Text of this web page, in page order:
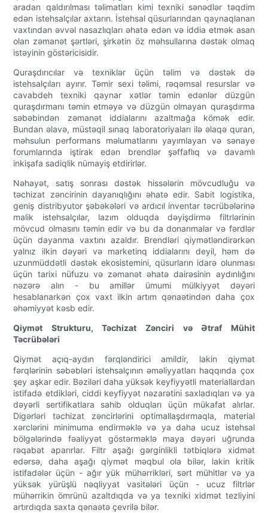
aradan qaldırılması təlimatları kimi texniki sənədlər təqdim
edən istehsalçılar axtarın. İstehsal qüsurlarından qaynaqlanan
vaxtından əvvəl nasazlıqları əhatə edən və iddia etmək asan
olan zəmanət şərtləri, şirkətin öz məhsullarına dəstək olmaq
istəyinin göstəricisidir.
Quraşdırıcılar və texniklər üçün təlim və dəstək də
istehsalçıları ayırır. Təmir sexi təlimi, rəqəmsal resurslar və
cavabdeh texniki qaynar xətlər təmin edənlər düzgün
quraşdırmanı təmin etməyə və düzgün olmayan quraşdırma
səbəbindən zəmanət iddialarını azaltmağa kömək edir.
Bundan əlavə, müstəqil sınaq laboratoriyaları ilə əlaqə quran,
məhsulun performans məlumatlarını yayımlayan və sənaye
forumlarında iştirak edən brendlər şəffaflıq və davamlı
inkişafa sadiqlik nümayiş etdirirlər.
Nəhayət, satış sonrası dəstək hissələrin mövcudluğu və
təchizat zəncirinin dayanıqlığını əhatə edir. Sabit logistika,
geniş distribyutor şəbəkələri və ardıcıl inventar təcrübələrinə
malik istehsalçılar, lazım olduqda dəyişdirmə filtrlərinin
mövcud olmasını təmin edir və bu da donanmalar və fərdlər
üçün dayanma vaxtını azaldır. Brendləri qiymətləndirərkən
yalnız ilkin dəyəri və marketinq iddialarını deyil, həm də
uzunmüddətli dəstək ekosistemini, qüsurların idarə olunması
üçün tarixi nüfuzu və zəmanət əhatə dairəsinin aydınlığını
nəzərə alın - bu amillər ümumi mülkiyyət dəyəri
hesablanarkən çox vaxt ilkin artım qənaətindən daha çox
əhəmiyyət kəsb edir.
Qiymət Strukturu, Təchizat Zənciri və Ətraf Mühit
Təcrübələri
Qiymət açıq-aydın fərqləndirici amildir, lakin qiymət
fərqlərinin səbəbləri istehsalçının əməliyyatları haqqında çox
şey aşkar edir. Bəziləri daha yüksək keyfiyyətli materiallardan
istifadə etdikləri, ciddi keyfiyyət nəzarətini saxladıqları və ya
dəyərli sertifikatlara sahib olduqları üçün mükafat alırlar.
Digərləri təchizat zəncirlərini optimallaşdırmaqla, material
xərclərini minimuma endirməklə və ya daha ucuz istehsal
bölgələrində fəaliyyət göstərməklə maya dəyəri uğrunda
rəqabət aparırlar. Filtr aşağı gərginlikli tətbiqlərə xidmət
edərsə, daha aşağı qiymət məqbul ola bilər, lakin kritik
istifadələr üçün - ağır yük mühərrikləri, sərt mühitlər və ya
yüksək yürüşlü nəqliyyat vasitələri üçün - ucuz filtrlər
mühərrikin ömrünü azaltdıqda və ya texniki xidmət tezliyini
artırdıqda saxta qənaətə çevrilə bilər.